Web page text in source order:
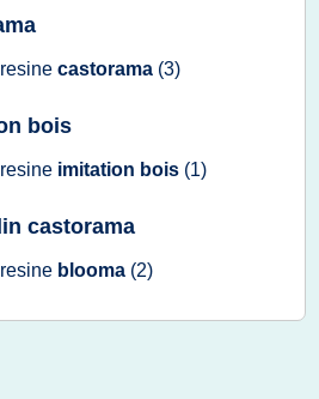
resine castorama (3)
bois
resine imitation bois (1)
castorama
resine blooma (2)